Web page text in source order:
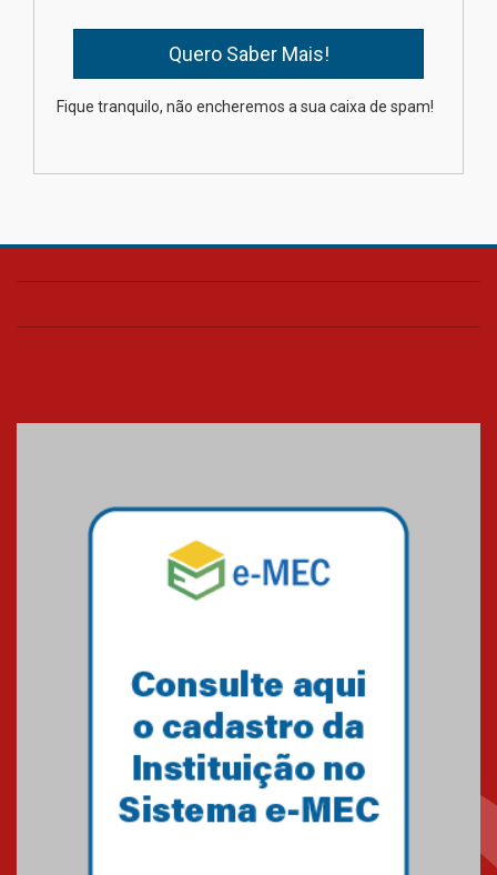
Transformadora reúne
Fique tranquilo, não encheremos a sua caixa de spam!